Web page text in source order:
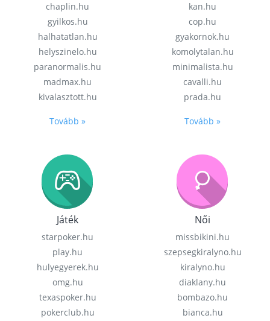
chaplin.hu
gyilkos.hu
halhatatlan.hu
helyszinelo.hu
paranormalis.hu
madmax.hu
kivalasztott.hu
Tovább »
kan.hu
cop.hu
gyakornok.hu
komolytalan.hu
minimalista.hu
cavalli.hu
prada.hu
Tovább »
Játék
starpoker.hu
play.hu
hulyegyerek.hu
omg.hu
texaspoker.hu
pokerclub.hu
Női
missbikini.hu
szepsegkiralyno.hu
kiralyno.hu
diaklany.hu
bombazo.hu
bianca.hu